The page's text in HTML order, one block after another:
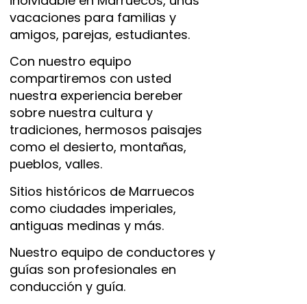
vacaciones para familias y
amigos, parejas, estudiantes.
Con nuestro equipo
compartiremos con usted
nuestra experiencia bereber
sobre nuestra cultura y
tradiciones, hermosos paisajes
como el desierto, montañas,
pueblos, valles.
Sitios históricos de Marruecos
como ciudades imperiales,
antiguas medinas y más.
Nuestro equipo de conductores y
guías son profesionales en
conducción y guía.